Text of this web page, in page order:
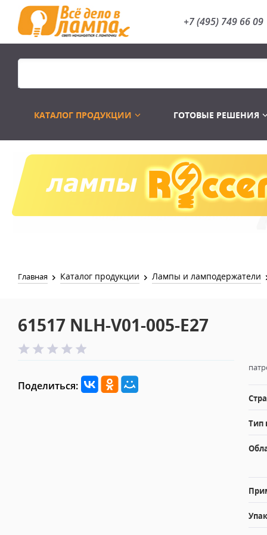
+7 (495) 749 66 09
КАТАЛОГ ПРОДУКЦИИ
Распродажа Лампы
ГОТОВЫЕ РЕШЕНИЯ
Главная Каталог продукции Лампы и ламподержатели
61517 NLH-V01-005-E27
Поделиться:
Тип